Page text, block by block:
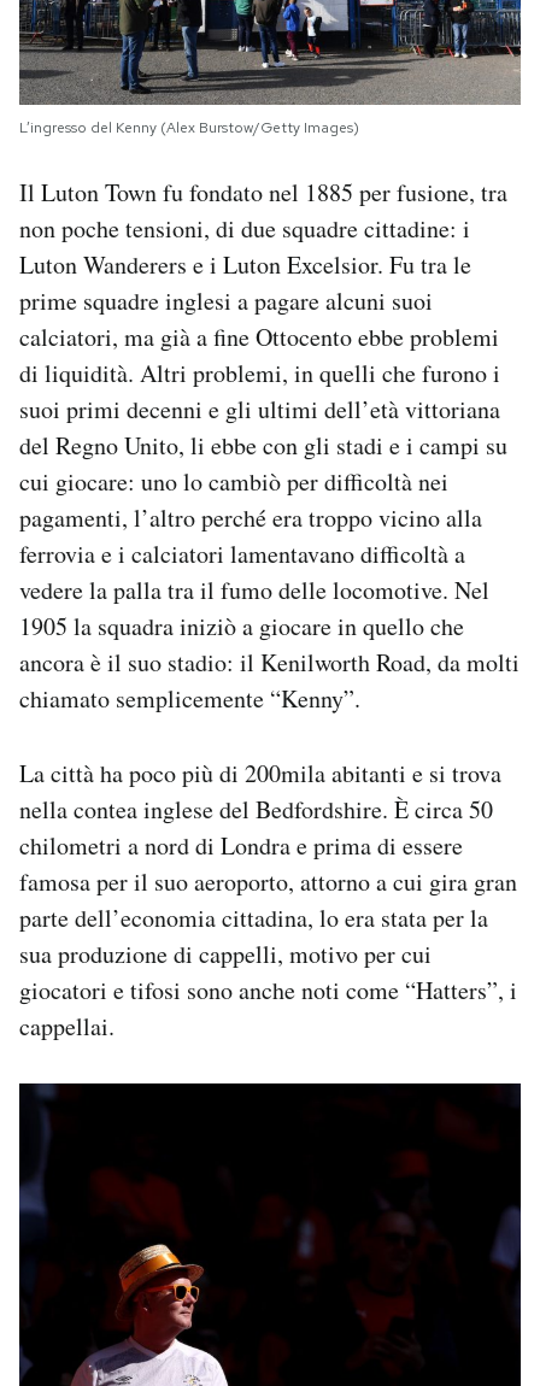
L’ingresso del Kenny (Alex Burstow/Getty Images)
Il Luton Town fu fondato nel 1885 per fusione, tra
non poche tensioni, di due squadre cittadine: i
Luton Wanderers e i Luton Excelsior. Fu tra le
prime squadre inglesi a pagare alcuni suoi
calciatori, ma già a fine Ottocento ebbe problemi
di liquidità. Altri problemi, in quelli che furono i
suoi primi decenni e gli ultimi dell’età vittoriana
del Regno Unito, li ebbe con gli stadi e i campi su
cui giocare: uno lo cambiò per difficoltà nei
pagamenti, l’altro perché era troppo vicino alla
ferrovia e i calciatori lamentavano difficoltà a
vedere la palla tra il fumo delle locomotive. Nel
1905 la squadra iniziò a giocare in quello che
ancora è il suo stadio: il Kenilworth Road, da molti
chiamato semplicemente “Kenny”.
La città ha poco più di 200mila abitanti e si trova
nella contea inglese del Bedfordshire. È circa 50
chilometri a nord di Londra e prima di essere
famosa per il suo aeroporto, attorno a cui gira gran
parte dell’economia cittadina, lo era stata per la
sua produzione di cappelli, motivo per cui
giocatori e tifosi sono anche noti come “Hatters”, i
cappellai.